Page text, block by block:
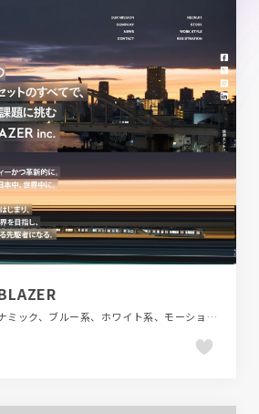
スタイリッシュ、ダイナミック、ブルー系、ホワイト系、モーション多め、動画が流れる、新卒・中途採用サイト、自動車・乗り物・交通